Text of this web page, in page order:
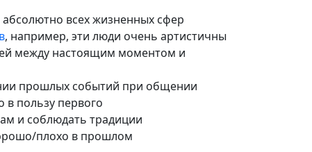
абсолютно всех жизненных сфер
, например, эти люди очень артистичны
между настоящим моментом и
прошлых событий при общении
в пользу первого
и соблюдать традиции
плохо в прошлом